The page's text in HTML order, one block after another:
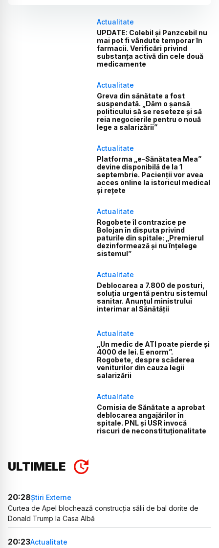
Actualitate
UPDATE: Colebil și Panzcebil nu
mai pot fi vândute temporar în
farmacii. Verificări privind
substanța activă din cele două
medicamente
Actualitate
Greva din sănătate a fost
suspendată. „Dăm o șansă
politicului să se reseteze și să
reia negocierile pentru o nouă
lege a salarizării”
Actualitate
Platforma „e-Sănătatea Mea”
devine disponibilă de la 1
septembrie. Pacienții vor avea
acces online la istoricul medical
și rețete
Actualitate
Rogobete îl contrazice pe
Bolojan în disputa privind
paturile din spitale: „Premierul
dezinformează și nu înțelege
sistemul”
Actualitate
Deblocarea a 7.800 de posturi,
soluția urgentă pentru sistemul
sanitar. Anunțul ministrului
interimar al Sănătății
Actualitate
„Un medic de ATI poate pierde și
4000 de lei. E enorm”.
Rogobete, despre scăderea
veniturilor din cauza legii
salarizării
Actualitate
Comisia de Sănătate a aprobat
deblocarea angajărilor în
spitale. PNL și USR invocă
riscuri de neconstituționalitate
ULTIMELE
20:28Știri Externe
Curtea de Apel blochează construcția sălii de bal dorite de
Donald Trump la Casa Albă
20:23Actualitate